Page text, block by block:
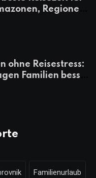
Regionen
ohne Reisestress:
Familien besser
Familienurlaub